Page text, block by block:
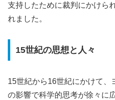
支持したために裁判にかけら
れました。
15世紀の思想と人々
15世紀から16世紀にかけて、
の影響で科学的思考が徐々に